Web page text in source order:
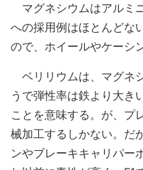
マグネシウムはアルミ
への採用例はほとんどな
ので、ホイールやケーシ
ベリリウムは、マグネ
うで弾性率は鉄より大き
ことを意味する。が、プ
械加工するしかない。だ
ンやブレーキキャリパー